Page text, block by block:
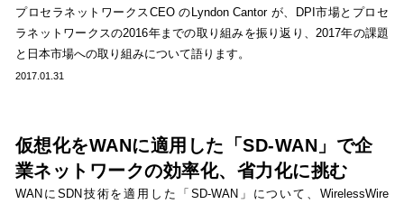
プロセラネットワークスCEO のLyndon Cantor が、DPI市場とプロセ
ラネットワークスの2016年までの取り組みを振り返り、2017年の課題
と日本市場への取り組みについて語ります。
2017.01.31
仮想化をWANに適用した「SD-WAN」で企
業ネットワークの効率化、省力化に挑む
WANにSDN技術を適用した「SD-WAN」について、WirelessWire